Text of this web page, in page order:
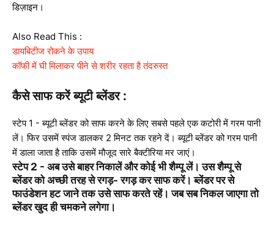
डिज़ाइन।
Also Read This :
डायबिटीज रोकने के उपाय
कॉफी में घी मिलाकर पीने से शरीर रहता है तंदरुस्त
कैसे साफ करें ब्यूटी ब्लेंडर :
स्टेप 1 - ब्यूटी ब्लेंडर को साफ करने के लिए सबसे पहले एक कटोरी में गरम पानी
लें। फिर उसमें स्पंज डालकर 2 मिनट तक रहने दें। ब्यूटी ब्लेंडर को गरम पानी
में डाला जाता है ताकि उसमें मौजूद सारे बै​क्टीरिया मर जाएं।
स्टेप 2 - अब उसे बाहर निकालें और कोई भी शैम्पू लें। उस शैम्पू से
ब्लेंडर को अच्छी तरह से रगड़- रगड़ कर साफ करें। ब्लेंडर पर से
फाउंडेशन हट जाने तक उसे साफ करते रहें। जब सब निकल जाएगा तो
ब्लेंडर खुद ही चमकने लगेगा।